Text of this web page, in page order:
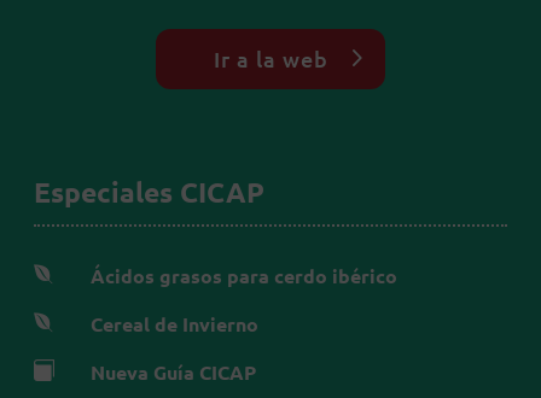
Ir a la web
Especiales CICAP
 Ácidos grasos para cerdo ibérico
 Cereal de Invierno
 Nueva Guía CICAP